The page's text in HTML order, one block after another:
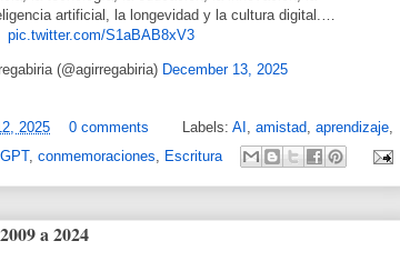
artificial, la longevidad y la cultura digital.…
pic.twitter.com/S1aBAB8xV3
(@agirregabiria) December 13, 2025
2025 0 comments Labels: AI amistad aprendizaje
, conmemoraciones Escritura
a 2024